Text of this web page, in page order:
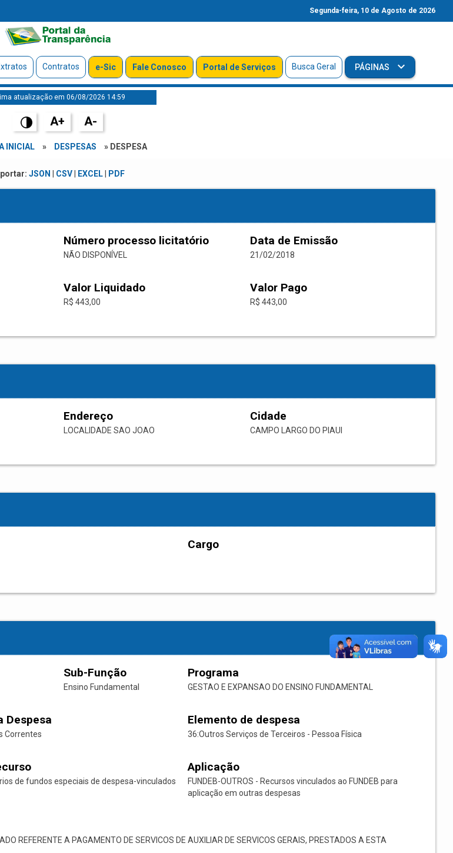
Segunda-feira, 10 de Agosto de 2026
Contratos e-Sic Fale Conosco Portal de Serviços Busca Geral PÁGINAS
atualização em 06/08/2026 14:59
A+ A-
INICIAL » DESPESAS » DESPESA
JSON CSV| EXCEL| PDF
Número processo licitatório
NÃO DISPONÍVEL
Data de Emissão
21/02/2018
Valor Liquidado
R$ 443,00
Valor Pago
R$ 443,00
Endereço
LOCALIDADE SAO JOAO
Cidade
CAMPO LARGO DO PIAUI
Cargo
Sub-Função
Ensino Fundamental
Programa
GESTAO E EXPANSAO DO ENSINO FUNDAMENTAL
Despesa
Correntes
Elemento de despesa
36:Outros Serviços de Terceiros - Pessoa Física
de fundos especiais de despesa-vinculados
Aplicação
FUNDEB-OUTROS - Recursos vinculados ao FUNDEB para
aplicação em outras despesas
REFERENTE A PAGAMENTO DE SERVICOS DE AUXILIAR DE SERVICOS GERAIS, PRESTADOS A ESTA